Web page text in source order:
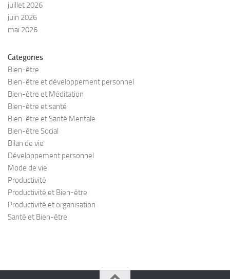
juillet 2026
juin 2026
mai 2026
Categories
Bien-être
Bien-être et développement personnel
Bien-être et Méditation
Bien-être et santé
Bien-être et Santé Mentale
Bien-être Social
Bilan de vie
Développement personnel
Mode de vie
Productivité
Productivité et Bien-être
Productivité et organisation
Santé et Bien-être